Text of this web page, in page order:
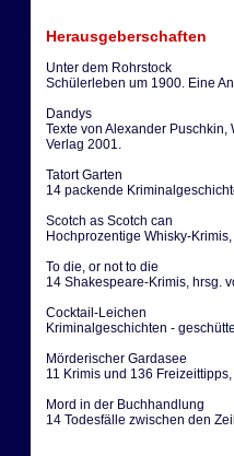
Herausgeberschaften
Unter dem Rohrstock
Schülerleben um 1900. Eine
Dandys
Texte von Alexander Puschkin,
Verlag 2001.
Tatort Garten
14 packende
Scotch as Scotch can
Hochprozentige Whisky-
To die, or not to die
14 Shakespeare-Krimis, hrsg.
Cocktail-Leichen
Kriminalgeschichten -
Mörderischer Gardasee
11 Krimis und 136
Mord in der Buchhandlung
14 Todesfälle zwischen den